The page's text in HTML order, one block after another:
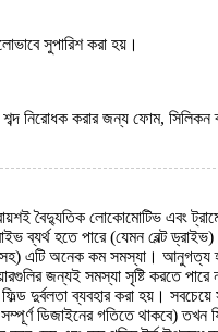
সুপারিশ করা হয়।
নিরোধক করার জন্য ফোম, সিলিকন
বৈদ্যুতিক লোকোমোটিভ এবং
হতে পারে (যেমন বেল্ট
এটি অনেক কম সমস্যা। আনুগত্য
জন্যই সমস্যা সৃষ্টি করতে
দুর্বলতা ব্যবহার করা হয়।
সম্পূর্ণ ডিজাইনের গতিতে থাকবে)